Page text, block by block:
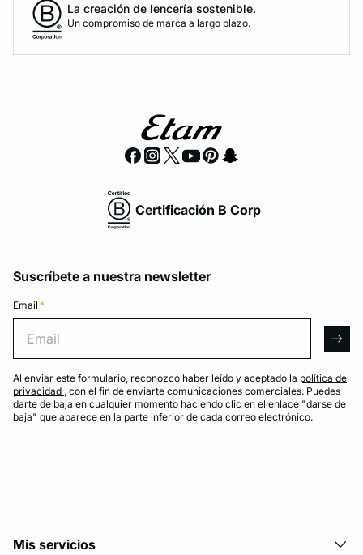
La creación de lencería sostenible.
Un compromiso de marca a largo plazo.
Certificación B Corp
Suscríbete a nuestra newsletter
Email *
Al enviar este formulario, reconozco haber leído y aceptado la política de
privacidad , con el fin de enviarte comunicaciones comerciales. Puedes
darte de baja en cualquier momento haciendo clic en el enlace "darse de
baja" que aparece en la parte inferior de cada correo electrónico.
Mis servicios